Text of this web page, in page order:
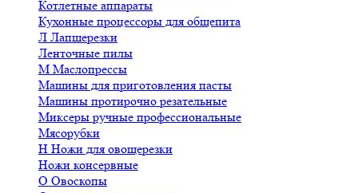
Котлетные аппараты
Кухонные процессоры для общепита
Л Лапшерезки
Ленточные пилы
М Маслопрессы
Машины для приготовления пасты
Машины протирочно резательные
Миксеры ручные профессиональные
Мясорубки
Н Ножи для овощерезки
Ножи консервные
О Овоскопы